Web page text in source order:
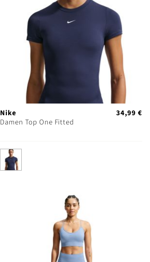
Nike
Damen Top One Fitted
34,99 €